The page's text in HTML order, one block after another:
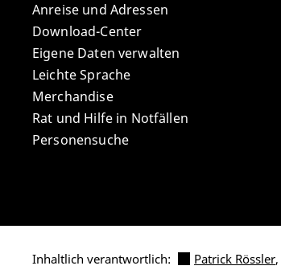
Anreise und Adressen
Download-Center
Eigene Daten verwalten
Leichte Sprache
Merchandise
Rat und Hilfe in Notfällen
Personensuche
Inhaltlich verantwortlich: Patrick Rössler,